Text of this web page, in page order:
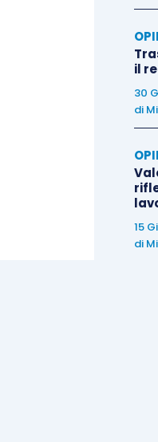
il
30
di
15
di